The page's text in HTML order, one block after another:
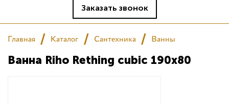
Салон
Сертификаты
Заказать звонок
Главная Каталог Сантехника Ванны
Ванна Riho Rething cubic 190x80